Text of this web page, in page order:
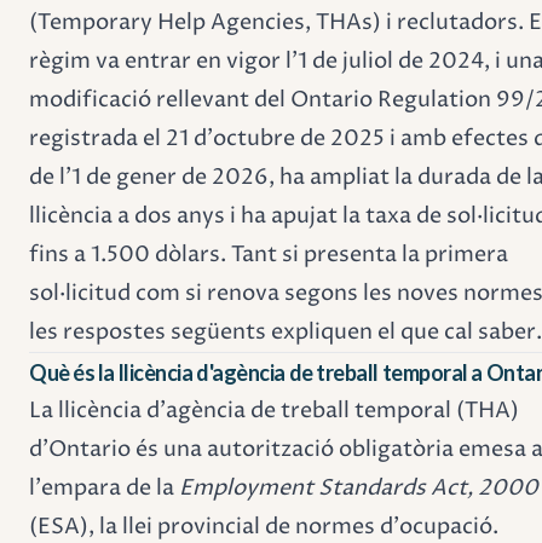
(Temporary Help Agencies, THAs) i reclutadors.
règim va entrar en vigor l'1 de juliol de 2024, i
modificació rellevant del Ontario Regulation 99/
registrada el 21 d'octubre de 2025 i amb efectes
de l'1 de gener de 2026, ha ampliat la durada de
llicència a dos anys i ha apujat la taxa de
fins a 1.500 dòlars. Tant si presenta la primera
sol·licitud com si renova segons les noves
les respostes següents expliquen el que cal saber.
Què és la llicència d'agència de treball temporal a
La llicència d'agència de treball temporal (THA)
d'Ontario és una autorització obligatòria emesa a
l'empara de la Employment Standards Act, 2000
(ESA), la llei provincial de normes d'ocupació.